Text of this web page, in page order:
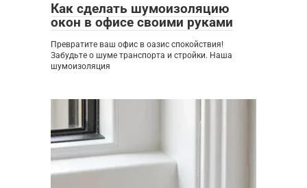
Как сделать шумоизоляцию
окон в офисе своими руками
Превратите ваш офис в оазис спокойствия!
Забудьте о шуме транспорта и стройки. Наша
шумоизоляция